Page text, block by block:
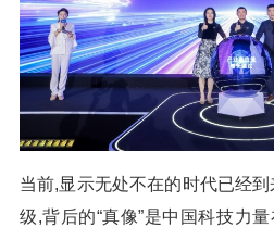
当前,显示无处不在的时代已经
级,背后的“真像”是中国科技力